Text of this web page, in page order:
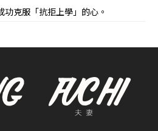
克服「抗拒上學」的心。